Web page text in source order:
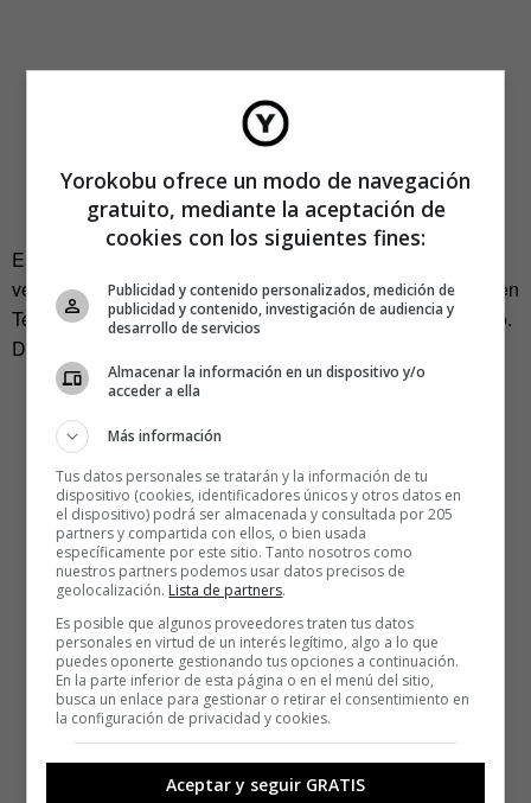
España, como no podía ser menos, contaba con su propia
versión de talento precoz. Rayito coqueteaba con la fama en
Telecinco, junto a las Mama Chicho y las Cacao Maravillao.
Daban ganas de echarlo al mar con la guitarrita.
Yorokobu ofrece un modo de navegación
gratuito, mediante la aceptación de
cookies con los siguientes fines:
Publicidad y contenido personalizados, medición de
publicidad y contenido, investigación de audiencia y
desarrollo de servicios
Almacenar la información en un dispositivo y/o
acceder a ella
Más información
Tus datos personales se tratarán y la información de tu
dispositivo (cookies, identificadores únicos y otros datos en
el dispositivo) podrá ser almacenada y consultada por 205
partners y compartida con ellos, o bien usada
específicamente por este sitio. Tanto nosotros como
nuestros partners podemos usar datos precisos de
geolocalización. Lista de partners.
Es posible que algunos proveedores traten tus datos
personales en virtud de un interés legítimo, algo a lo que
puedes oponerte gestionando tus opciones a continuación.
En la parte inferior de esta página o en el menú del sitio,
busca un enlace para gestionar o retirar el consentimiento en
la configuración de privacidad y cookies.
Aceptar y seguir GRATIS